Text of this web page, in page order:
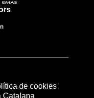
de cookies
Catalana